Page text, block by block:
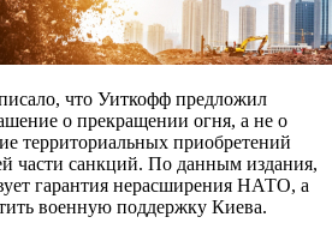
что Уиткофф предложил
о прекращении огня, а не о
территориальных приобретений
части санкций. По данным издания,
гарантия нерасширения НАТО, а
военную поддержку Киева.